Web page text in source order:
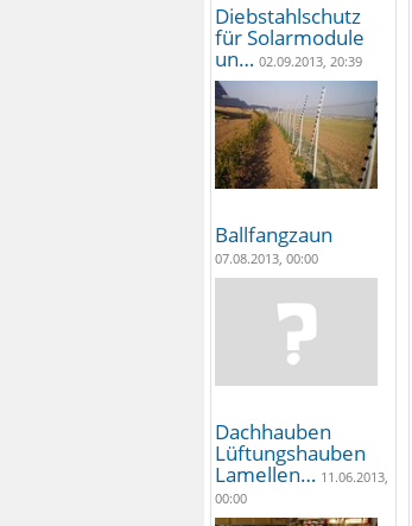
Diebstahlschutz
für Solarmodule
un… 02.09.2013, 20:39
Ballfangzaun
07.08.2013, 00:00
Dachhauben
Lüftungshauben
Lamellen… 11.06.2013,
00:00